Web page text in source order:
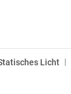
Licht |